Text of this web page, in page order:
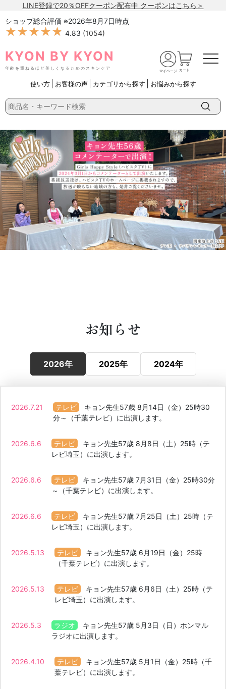
LINE登録で20％OFFクーポン配布中 クーポンはこちら＞
ショップ総合評価 ※2026年8月7日時点
★★★★★
★★★★★ 4.83 (1054)
KYON BY KYON
年齢を重ねるほど美しくなるためのスキンケア
マイページ カート
使い方 お客様の声 カテゴリから探す お悩みから探す
お知らせ
2026年 2025年 2024年
2026.7.21
キョン先生57歳 8月14日（金）25時30
分～（千葉テレビ）に出演します。
2026.6.6
キョン先生57歳 8月8日（土）25時（テ
レビ埼玉）に出演します。
2026.6.6
キョン先生57歳 7月31日（金）25時30分
～（千葉テレビ）に出演します。
2026.6.6
キョン先生57歳 7月25日（土）25時（テ
レビ埼玉）に出演します。
2026.5.13
キョン先生57歳 6月19日（金）25時
（千葉テレビ）に出演します。
2026.5.13
キョン先生57歳 6月6日（土）25時（テ
レビ埼玉）に出演します。
2026.5.3
キョン先生57歳 5月3日（日）ホンマル
ラジオに出演します。
2026.4.10
キョン先生57歳 5月1日（金）25時（千
葉テレビ）に出演します。